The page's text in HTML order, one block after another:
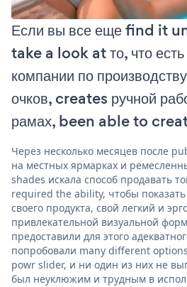
Если вы все еще find it
take a look at то, что
компании по
очков, creates ручной
рамах, been able to
Через несколько месяцев после
на местных ярмарках и
shades искала способ продавать
required the ability, чтобы показать
своего продукта, свой легкий и
привлекательной визуальной
предоставили для этого
попробовали many different
powr slider, и ни один из них не
был неуклюжим и трудным в